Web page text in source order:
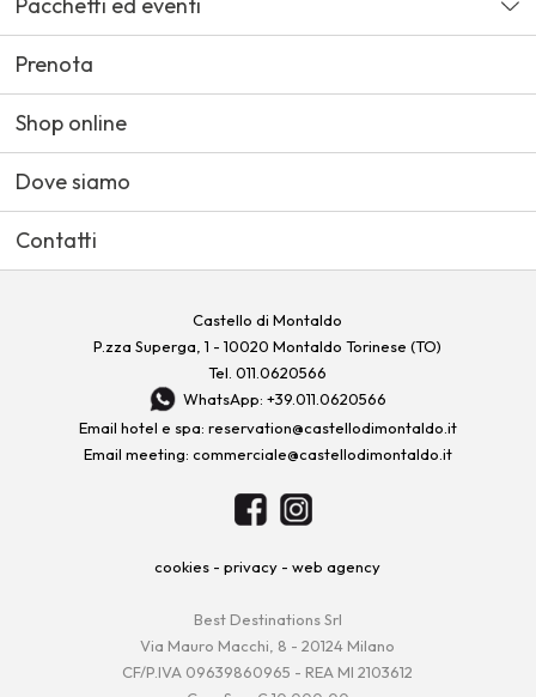
Prenota
Shop online
Dove siamo
Contatti
Castello di Montaldo
P.zza Superga, 1 - 10020 Montaldo Torinese (TO)
Tel.011.0620566
WhatsApp: +39.011.0620566
Email hotel e spa: reservation@castellodimontaldo.it
Email meeting: commerciale@castellodimontaldo.it
cookies -privacy -web agency
Best Destinations Srl
Via Mauro Macchi, 8 - 20124 Milano
CF/P.IVA 09639860965 - REA MI 2103612